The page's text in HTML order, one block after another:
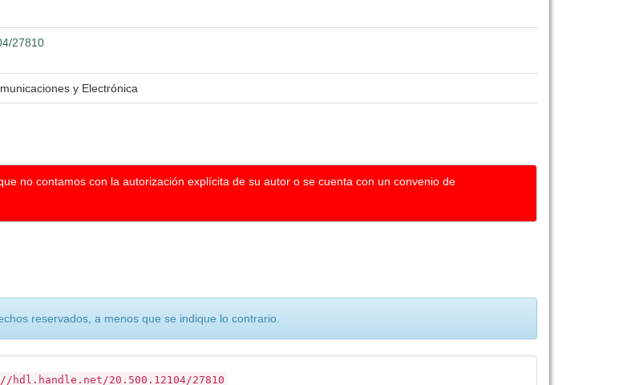
27810
y Electrónica
no contamos con la autorización explícita de su autor o se cuenta con un convenio de
reservados, a menos que se indique lo contrario.
hdl.handle.net/20.500.12104/27810